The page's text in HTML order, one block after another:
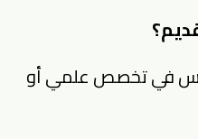
في تخصص علمي أو